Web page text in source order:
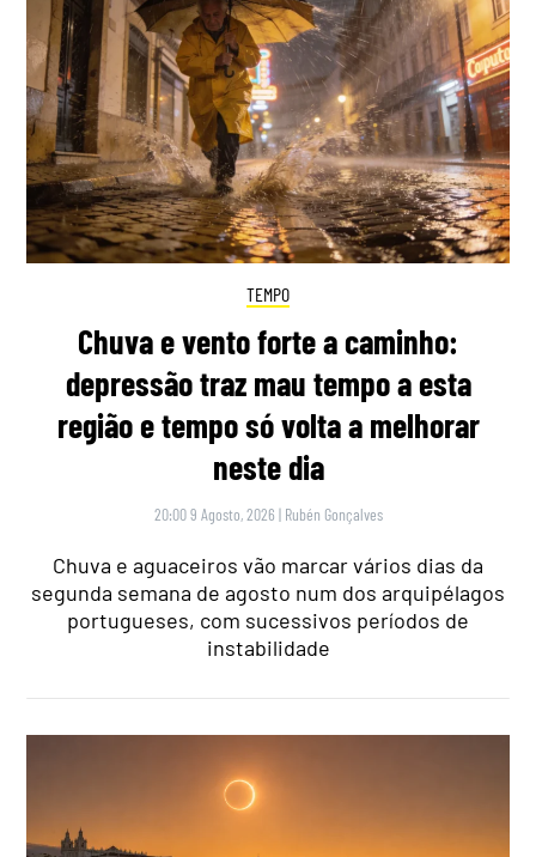
TEMPO
Chuva e vento forte a caminho:
depressão traz mau tempo a esta
região e tempo só volta a melhorar
neste dia
20:00 9 Agosto, 2026 | Rubén Gonçalves
Chuva e aguaceiros vão marcar vários dias da
segunda semana de agosto num dos arquipélagos
portugueses, com sucessivos períodos de
instabilidade